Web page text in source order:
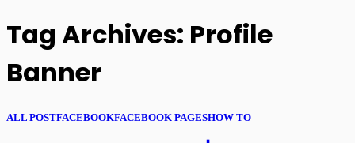
Tag Archives: Profile
Banner
ALL POSTFACEBOOKFACEBOOK PAGESHOW TO